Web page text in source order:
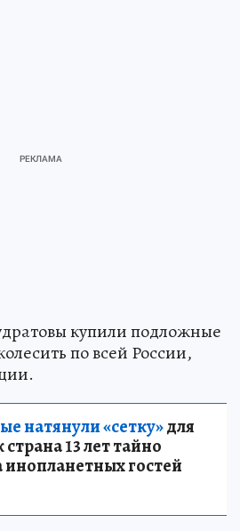
купили подложные
по всей России,
натянули «сетку»для
13 лет тайно
инопланетных гостей